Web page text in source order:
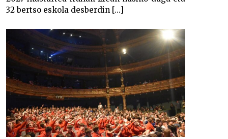
32 bertso eskola desberdin [...]